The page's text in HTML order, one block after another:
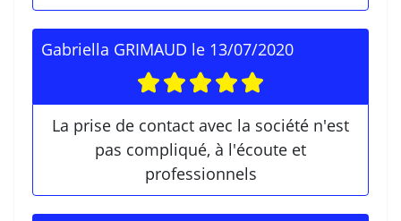
Gabriella GRIMAUD le 13/07/2020
La prise de contact avec la société n'est
pas compliqué, à l'écoute et
professionnels